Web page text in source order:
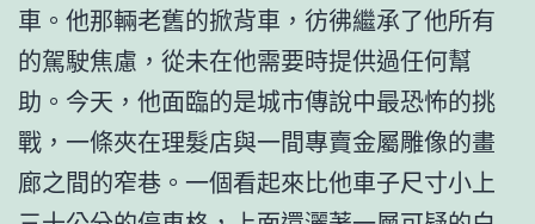
車。他那輛老舊的掀背車，彷彿繼承了他所有
的駕駛焦慮，從未在他需要時提供過任何幫
助。今天，他面臨的是城市傳說中最恐怖的挑
戰，一條夾在理髮店與一間專賣金屬雕像的畫
廊之間的窄巷。一個看起來比他車子尺寸小上